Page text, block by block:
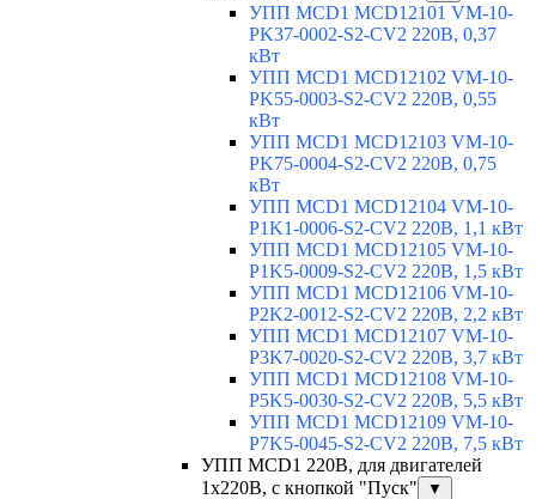
УПП MCD1 MCD12101 VM-10-
PK37-0002-S2-CV2 220В, 0,37
кВт
УПП MCD1 MCD12102 VM-10-
PK55-0003-S2-CV2 220В, 0,55
кВт
УПП MCD1 MCD12103 VM-10-
PK75-0004-S2-CV2 220В, 0,75
кВт
УПП MCD1 MCD12104 VM-10-
P1K1-0006-S2-CV2 220В, 1,1 кВт
УПП MCD1 MCD12105 VM-10-
P1K5-0009-S2-CV2 220В, 1,5 кВт
УПП MCD1 MCD12106 VM-10-
P2K2-0012-S2-CV2 220В, 2,2 кВт
УПП MCD1 MCD12107 VM-10-
P3K7-0020-S2-CV2 220В, 3,7 кВт
УПП MCD1 MCD12108 VM-10-
P5K5-0030-S2-CV2 220В, 5,5 кВт
УПП MCD1 MCD12109 VM-10-
P7K5-0045-S2-CV2 220В, 7,5 кВт
УПП MCD1 220В, для двигателей
1х220В, с кнопкой "Пуск"
▼